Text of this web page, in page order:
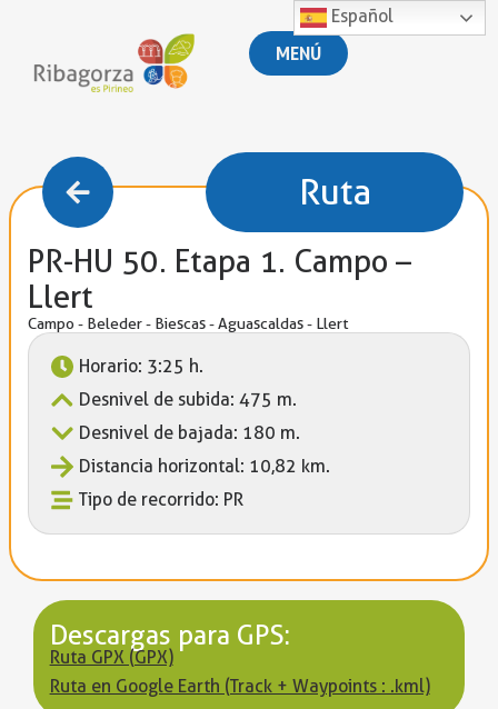
MENÚ
Ruta
PR-HU 50. Etapa 1. Campo –
Llert
Campo - Beleder - Biescas - Aguascaldas - Llert
Horario: 3:25 h.
Desnivel de subida: 475 m.
Desnivel de bajada: 180 m.
Distancia horizontal: 10,82 km.
Tipo de recorrido: PR
Descargas para GPS:
Ruta GPX (GPX)
Ruta en Google Earth (Track + Waypoints : .kml)
Español